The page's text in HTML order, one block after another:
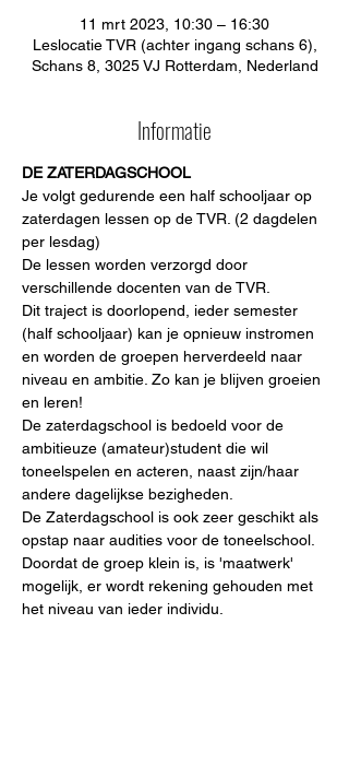
11 mrt 2023, 10:30 – 16:30
Leslocatie TVR (achter ingang schans 6),
Schans 8, 3025 VJ Rotterdam, Nederland
Informatie
DE ZATERDAGSCHOOL
Je volgt gedurende een half schooljaar op
zaterdagen lessen op de TVR. (2 dagdelen
per lesdag)
De lessen worden verzorgd door
verschillende docenten van de TVR.
Dit traject is doorlopend, ieder semester
(half schooljaar) kan je opnieuw instromen
en worden de groepen herverdeeld naar
niveau en ambitie. Zo kan je blijven groeien
en leren!
De zaterdagschool is bedoeld voor de
ambitieuze (amateur)student die wil
toneelspelen en acteren, naast zijn/haar
andere dagelijkse bezigheden.
De Zaterdagschool is ook zeer geschikt als
opstap naar audities voor de toneelschool.
Doordat de groep klein is, is 'maatwerk'
mogelijk, er wordt rekening gehouden met
het niveau van ieder individu.